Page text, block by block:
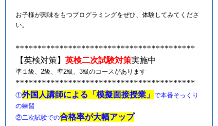
お子様が興味をもつプログラミングをぜひ、体験してみてくださ
い。
*****************************************
【英検対策】英検二次試験対策実施中
準１級、2級、準2級、3級のコースがあります
*****************************************
①外国人講師による「模擬面接授業」で本番そっくり
の練習
②二次試験での合格率が大幅アップ